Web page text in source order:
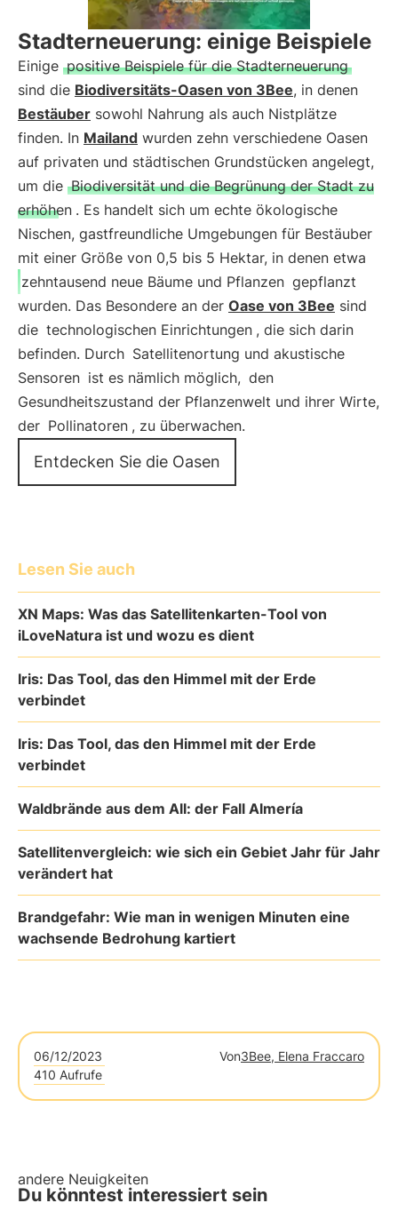
Stadterneuerung: einige Beispiele
Einige positive Beispiele für die Stadterneuerung
sind die Biodiversitäts-Oasen von 3Bee, in denen
Bestäuber sowohl Nahrung als auch Nistplätze
finden. In Mailand wurden zehn verschiedene Oasen
auf privaten und städtischen Grundstücken angelegt,
um die Biodiversität und die Begrünung der Stadt zu
erhöhen . Es handelt sich um echte ökologische
Nischen, gastfreundliche Umgebungen für Bestäuber
mit einer Größe von 0,5 bis 5 Hektar, in denen etwa
zehntausend neue Bäume und Pflanzen gepflanzt
wurden. Das Besondere an der Oase von 3Bee sind
die technologischen Einrichtungen , die sich darin
befinden. Durch Satellitenortung und akustische
Sensoren ist es nämlich möglich, den
Gesundheitszustand der Pflanzenwelt und ihrer Wirte,
der Pollinatoren , zu überwachen.
Entdecken Sie die Oasen
Lesen Sie auch
XN Maps: Was das Satellitenkarten-Tool von
iLoveNatura ist und wozu es dient
Iris: Das Tool, das den Himmel mit der Erde
verbindet
Iris: Das Tool, das den Himmel mit der Erde
verbindet
Waldbrände aus dem All: der Fall Almería
Satellitenvergleich: wie sich ein Gebiet Jahr für Jahr
verändert hat
Brandgefahr: Wie man in wenigen Minuten eine
wachsende Bedrohung kartiert
06/12/2023 Von3Bee, Elena Fraccaro
410 Aufrufe
andere Neuigkeiten
Du könntest interessiert sein